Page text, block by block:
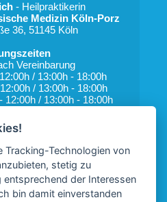
- Heilpraktikerin
Medizin Köln-Porz
36, 51145 Köln
Vereinbarung
/ 13:00h - 18:00h
/ 13:00h - 18:00h
12:00h / 13:00h - 18:00h
- 1835915
Tracking-Technologien von
stetig zu
entsprechend der Interessen
bin damit einverstanden